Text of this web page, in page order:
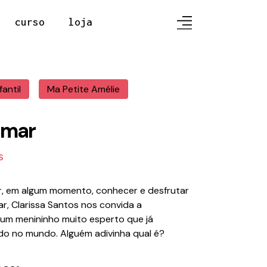
curso loja
Ma Petite Amélie
em algum momento, conhecer e desfrutar
Clarissa Santos nos convida a
menininho muito esperto que já
no mundo. Alguém adivinha qual é?